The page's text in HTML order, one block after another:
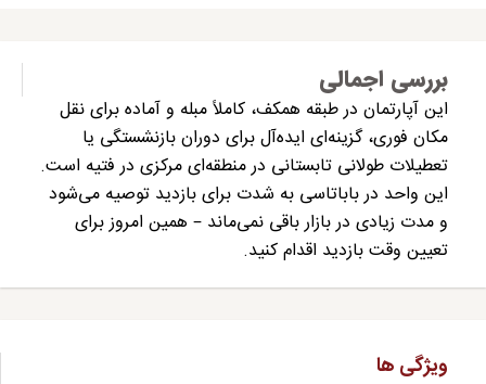
بررسی اجمالی
این آپارتمان در طبقه همکف، کاملاً مبله و آماده برای نقل
مکان فوری، گزینه‌ای ایده‌آل برای دوران بازنشستگی یا
تعطیلات طولانی تابستانی در منطقه‌ای مرکزی در فتیه است.
این واحد در باباتاسی به شدت برای بازدید توصیه می‌شود
و مدت زیادی در بازار باقی نمی‌ماند – همین امروز برای
تعیین وقت بازدید اقدام کنید.
ویژگی ها